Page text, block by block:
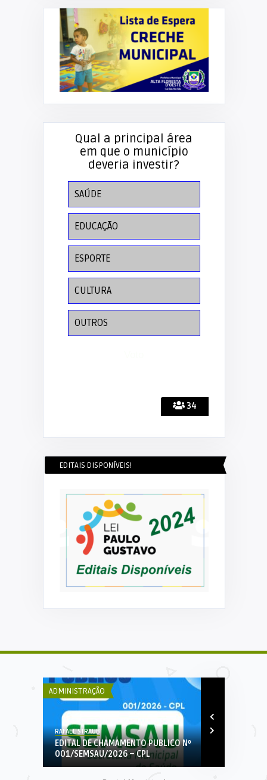
34
Qual a principal área
em que o município
deveria investir?
SAÚDE
EDUCAÇÃO
ESPORTE
CULTURA
OUTROS
EDITAIS DISPONÍVEIS!
ADMINISTRAÇÃO
RAFAEL STRAUB
EDITAL DE CHAMAMENTO PUBLICO Nº
001/SEMSAU/2026 – CPL
PREFEITURA
...